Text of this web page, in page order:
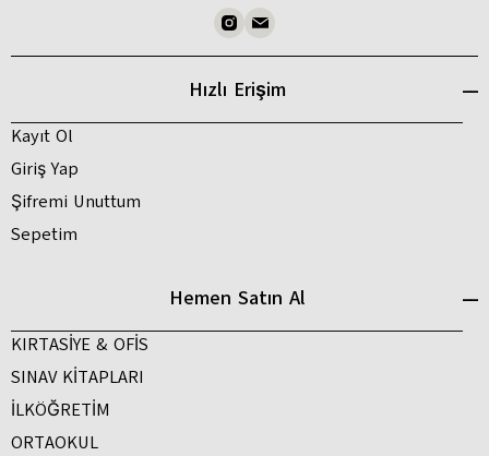
Hızlı Erişim
Kayıt Ol
Giriş Yap
Şifremi Unuttum
Sepetim
Hemen Satın Al
KIRTASİYE & OFİS
SINAV KİTAPLARI
İLKÖĞRETİM
ORTAOKUL